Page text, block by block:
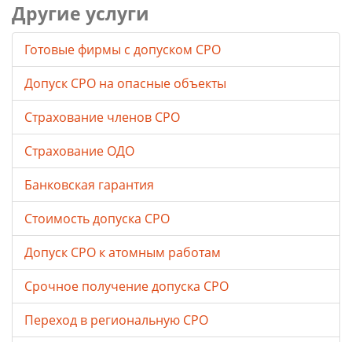
Другие услуги
Готовые фирмы с допуском СРО
Допуск СРО на опасные объекты
Страхование членов СРО
Страхование ОДО
Банковская гарантия
Стоимость допуска СРО
Допуск СРО к атомным работам
Срочное получение допуска СРО
Переход в региональную СРО